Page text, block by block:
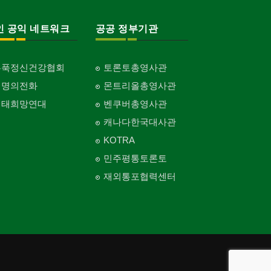
공익 네트워크
정신건강협회
의전화
희망연대
공공 정부기관
토론토총영사관
몬트리올총영사관
벤쿠버총영사관
캐나다한국대사관
KOTRA
민주평통토론토
재외통포협력센터